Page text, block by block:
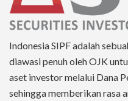
Indonesia SIPF adalah
diawasi penuh oleh OJK
aset investor melalui Dana
sehingga memberikan rasa